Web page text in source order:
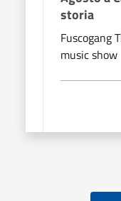
storia
Fuscogang
music show